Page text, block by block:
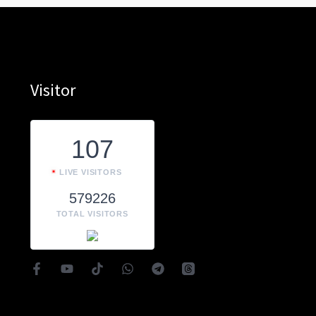
Visitor
107
LIVE VISITORS
579226
TOTAL VISITORS